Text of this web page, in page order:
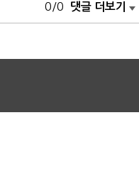
0/0 댓글 더보기